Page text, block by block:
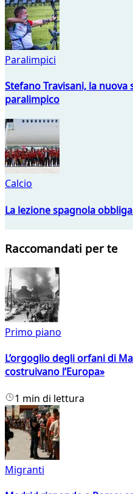
Paralimpici
Stefano Travisani, la
paralimpico
Calcio
La lezione spagnola
Raccomandati per te
Primo piano
L’orgoglio degli orfani di
costruivano l’Europa»
1 min di lettura
Migranti